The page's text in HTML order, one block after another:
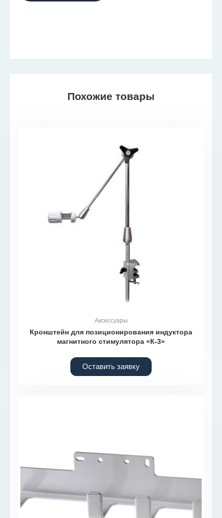
Похожие товары
Аксессуары
Кронштейн для позиционирования индуктора
магнитного стимулятора «К-3»
Оставить заявку